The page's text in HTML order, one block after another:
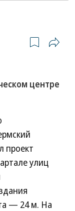
центре
проект
улиц
— 24 м. На